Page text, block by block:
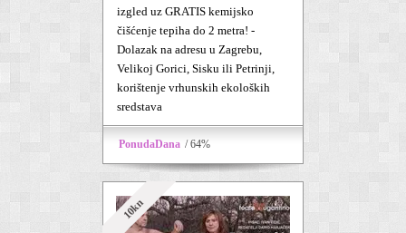
izgled uz GRATIS kemijsko
čišćenje tepiha do 2 metra! -
Dolazak na adresu u Zagrebu,
Velikoj Gorici, Sisku ili Petrinji,
korištenje vrhunskih ekoloških
sredstava
PonudaDana / 64%
10kn